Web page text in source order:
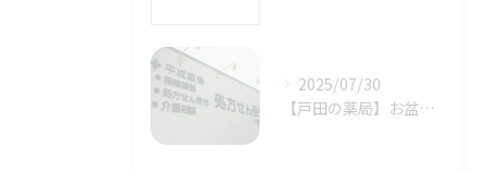
2025/07/30
【戸田の薬局】お盆休みのご案内